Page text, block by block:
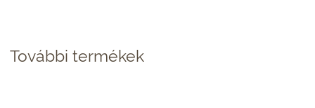
További termékek